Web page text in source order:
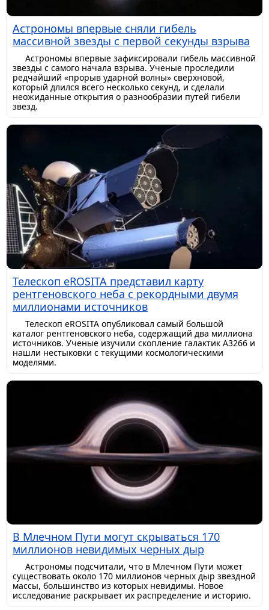
Астрономы впервые сняли гибель
массивной звезды с первой секунды взрыва
Астрономы впервые зафиксировали гибель массивной
звезды с самого начала взрыва. Ученые проследили
редчайший «прорыв ударной волны» сверхновой,
который длился всего несколько секунд, и сделали
неожиданные открытия о разнообразии путей гибели
звезд.
Телескоп eROSITA представил карту
рентгеновского неба с рекордными двумя
миллионами источников
Телескоп eROSITA опубликовал самый большой
каталог рентгеновского неба, содержащий два миллиона
источников. Ученые изучили скопление галактик A3266 и
нашли нестыковки с текущими космологическими
моделями.
В Млечном Пути могут скрываться 170
миллионов невидимых черных дыр
Астрономы подсчитали, что в Млечном Пути может
существовать около 170 миллионов черных дыр звездной
массы, большинство из которых невидимы. Новое
исследование раскрывает их распределение и историю.